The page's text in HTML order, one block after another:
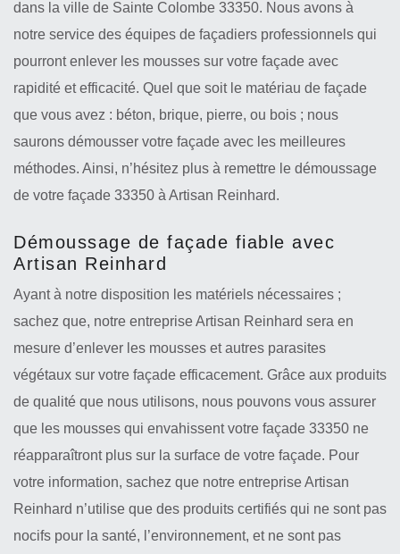
dans la ville de Sainte Colombe 33350. Nous avons à
notre service des équipes de façadiers professionnels qui
pourront enlever les mousses sur votre façade avec
rapidité et efficacité. Quel que soit le matériau de façade
que vous avez : béton, brique, pierre, ou bois ; nous
saurons démousser votre façade avec les meilleures
méthodes. Ainsi, n’hésitez plus à remettre le démoussage
de votre façade 33350 à Artisan Reinhard.
Démoussage de façade fiable avec
Artisan Reinhard
Ayant à notre disposition les matériels nécessaires ;
sachez que, notre entreprise Artisan Reinhard sera en
mesure d’enlever les mousses et autres parasites
végétaux sur votre façade efficacement. Grâce aux produits
de qualité que nous utilisons, nous pouvons vous assurer
que les mousses qui envahissent votre façade 33350 ne
réapparaîtront plus sur la surface de votre façade. Pour
votre information, sachez que notre entreprise Artisan
Reinhard n’utilise que des produits certifiés qui ne sont pas
nocifs pour la santé, l’environnement, et ne sont pas